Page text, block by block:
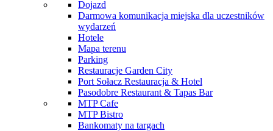
Dojazd
Darmowa komunikacja miejska dla uczestników
wydarzeń
Hotele
Mapa terenu
Parking
Restauracje Garden City
Port Sołacz Restauracja & Hotel
Pasodobre Restaurant & Tapas Bar
MTP Cafe
MTP Bistro
Bankomaty na targach